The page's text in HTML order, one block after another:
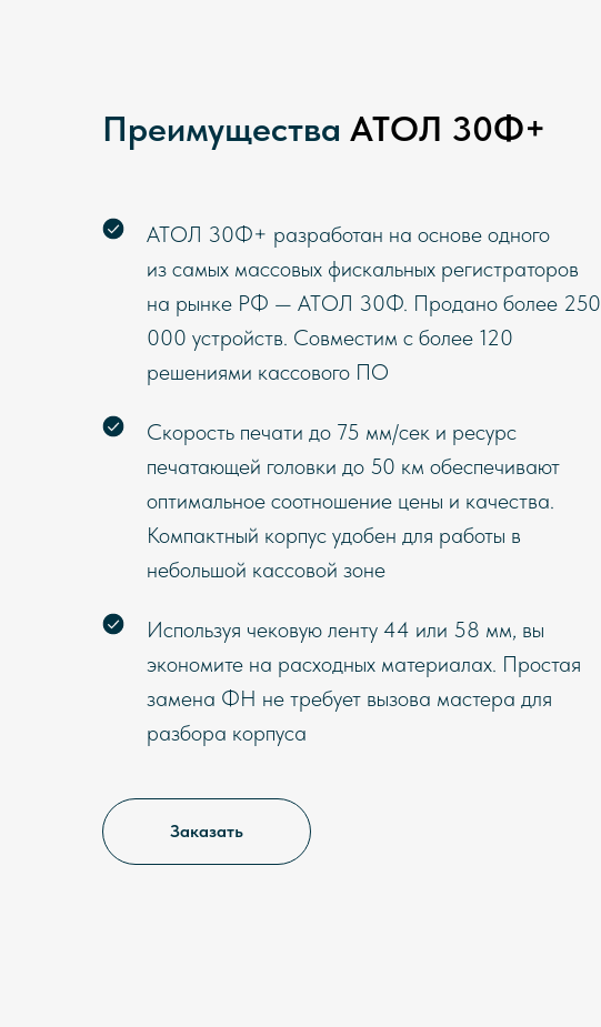
Преимущества АТОЛ 30Ф+
АТОЛ 30Ф+ разработан на основе одного
из самых массовых фискальных регистраторов
на рынке РФ — АТОЛ 30Ф. Продано более 250
000 устройств. Совместим с более 120
решениями кассового ПО
Скорость печати до 75 мм/сек и ресурс
печатающей головки до 50 км обеспечивают
оптимальное соотношение цены и качества.
Компактный корпус удобен для работы в
небольшой кассовой зоне
Используя чековую ленту 44 или 58 мм, вы
экономите на расходных материалах. Простая
замена ФН не требует вызова мастера для
разбора корпуса
Заказать